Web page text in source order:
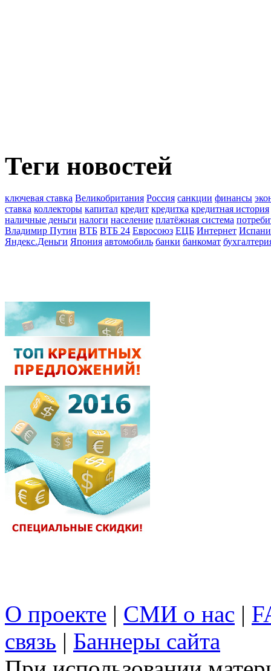
Теги новостей
ключевая ставка Великобритания Россия санкции финансы
ставка коллекторы капитал кредит кредитка кредитная история
наличные деньги налоги население платёжная система
Владимир Путин ВТБ ВТБ 24 Евросоюз ЕЦБ Интернет
Яндекс.Деньги Япония автомобиль банки банкомат
О проекте | СМИ о нас |
связь | Баннеры сайта